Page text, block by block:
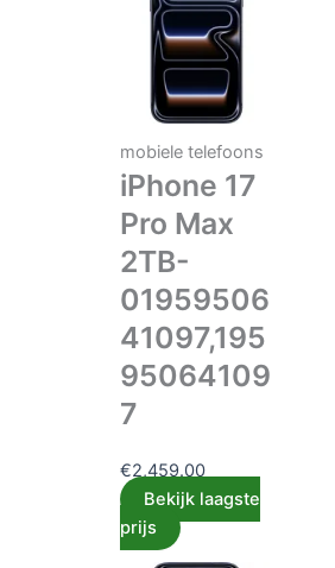
mobiele telefoons
iPhone 17
Pro Max
2TB-
01959506
41097,195
95064109
7
€2,459.00
Bekijk laagste
prijs